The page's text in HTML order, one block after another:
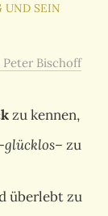
UND SEIN
Peter Bischoff
zu kennen,
glücklos– zu
überlebt zu